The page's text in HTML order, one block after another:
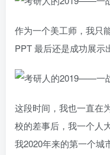
作为一个美工师，我只
PPT 最后还是成功展示
这段时间，我也一直在
校的差事后，我一个人
我2020年来的第一个城